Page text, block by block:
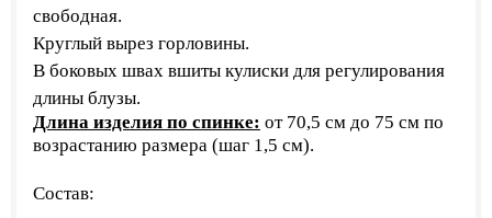
свободная.
Круглый вырез горловины.
В боковых швах вшиты кулиски для регулирования
длины блузы.
Длина изделия по спинке: от 70,5 см до 75 см по
возрастанию размера (шаг 1,5 см).
Состав: